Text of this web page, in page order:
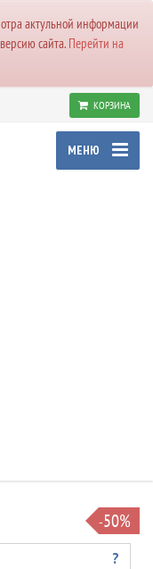
актульной информации
сайта. Перейти на
КОРЗИНА
МЕНЮ
-50%
?